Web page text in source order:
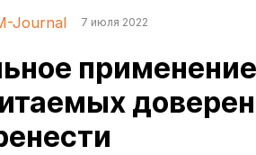
Journal 7 июля 2022
применение